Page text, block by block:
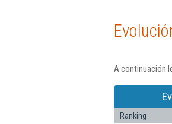
A continuación
Ranking